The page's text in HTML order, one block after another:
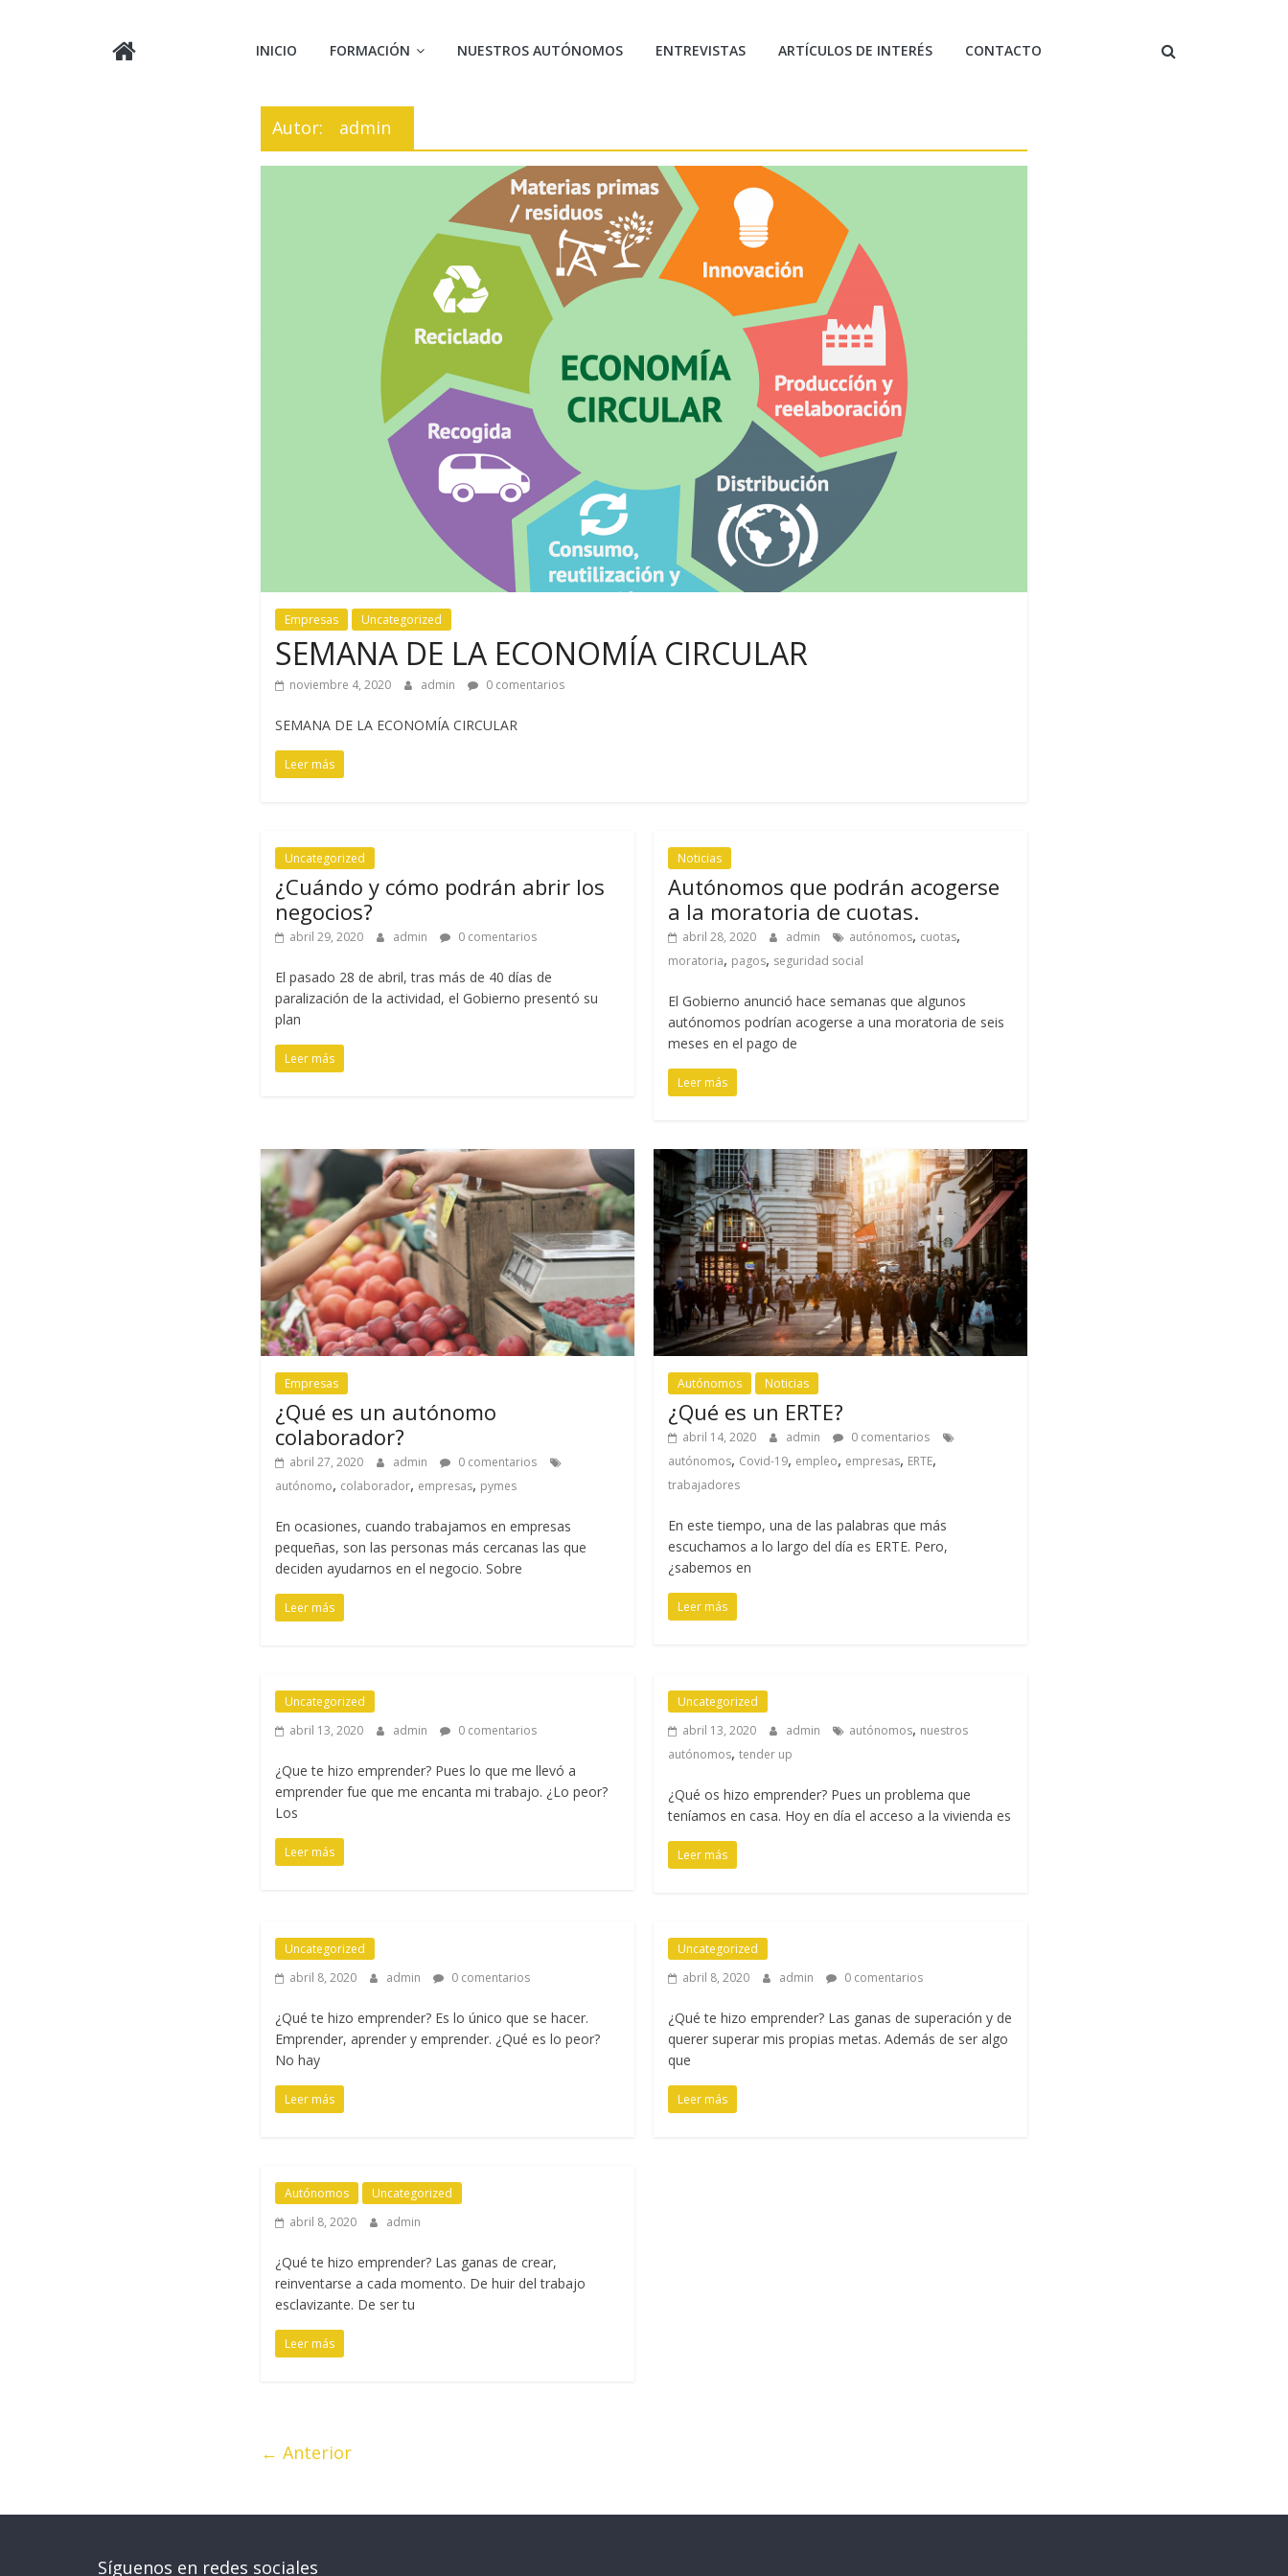
INICIO FORMACIÓN NUESTROS AUTÓNOMOS ENTREVISTAS ARTÍCULOS DE INTERÉS CONTACTO
Autor: admin
Empresas Uncategorized
SEMANA DE LA ECONOMÍA CIRCULAR
noviembre 4, 2020 admin 0 comentarios
SEMANA DE LA ECONOMÍA CIRCULAR
Leer más
Uncategorized
¿Cuándo y cómo podrán abrir los
negocios?
abril 29, 2020 admin 0 comentarios
El pasado 28 de abril, tras más de 40 días de
paralización de la actividad, el Gobierno presentó su
plan
Leer más
Noticias
Autónomos que podrán acogerse
a la moratoria de cuotas.
abril 28, 2020 admin autónomos, cuotas,
moratoria, pagos, seguridad social
El Gobierno anunció hace semanas que algunos
autónomos podrían acogerse a una moratoria de seis
meses en el pago de
Leer más
Empresas
¿Qué es un autónomo
colaborador?
abril 27, 2020 admin
0 comentarios
autónomo, colaborador, empresas, pymes
En ocasiones, cuando trabajamos en empresas
pequeñas, son las personas más cercanas las que
deciden ayudarnos en el negocio. Sobre
Leer más
Autónomos Noticias
¿Qué es un ERTE?
abril 14, 2020 admin
0 comentarios
autónomos, Covid-19, empleo, empresas, ERTE,
trabajadores
En este tiempo, una de las palabras que más
escuchamos a lo largo del día es ERTE. Pero,
¿sabemos en
Leer más
Uncategorized
abril 13, 2020
admin 0 comentarios
¿Que te hizo emprender? Pues lo que me llevó a
emprender fue que me encanta mi trabajo. ¿Lo peor?
Los
Leer más
Uncategorized
abril 13, 2020
admin autónomos, nuestros
autónomos,tender up
¿Qué os hizo emprender? Pues un problema que
teníamos en casa. Hoy en día el acceso a la vivienda es
Leer más
Uncategorized
abril 8, 2020
admin 0 comentarios
¿Qué te hizo emprender? Es lo único que se hacer.
Emprender, aprender y emprender. ¿Qué es lo peor?
No hay
Leer más
Uncategorized
abril 8, 2020
admin 0 comentarios
¿Qué te hizo emprender? Las ganas de superación y de
querer superar mis propias metas. Además de ser algo
que
Leer más
Autónomos
Uncategorized
abril 8, 2020
admin
¿Qué te hizo emprender? Las ganas de crear,
reinventarse a cada momento. De huir del trabajo
esclavizante. De ser tu
Leer más
← Anterior
Síguenos en redes sociales